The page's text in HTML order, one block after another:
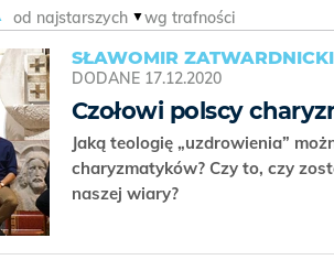
od najstarszych wg trafności
SŁAWOMIR ZATWARDNICKI
DODANE 17.12.2020
Czołowi polscy
Jaką teologię „uzdrowienia”
charyzmatyków? Czy to, czy
naszej wiary?